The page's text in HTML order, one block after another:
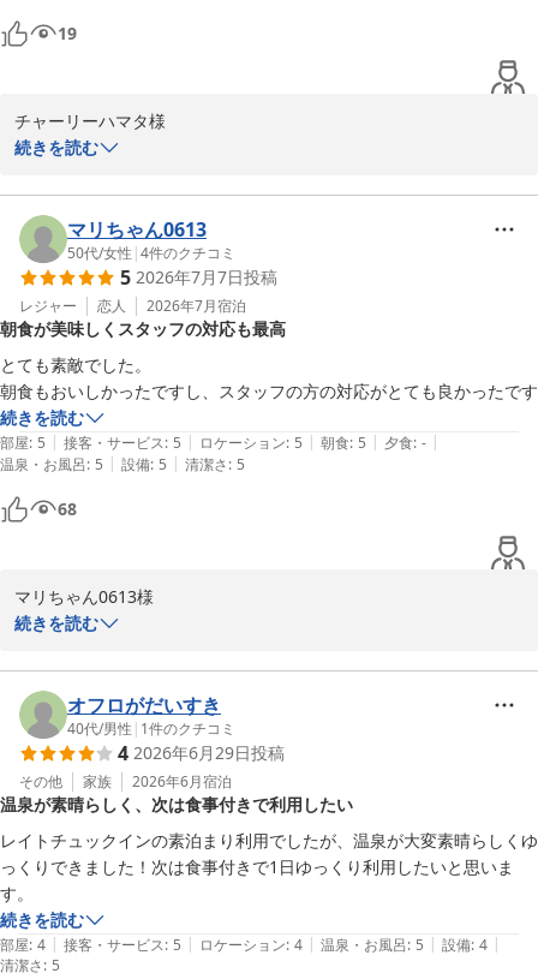
「またお邪魔します」とのお言葉を励みに、これからも皆さまにご
満足いただける宿であり続けられるようスタッフ一同努めてまいり
この度はご宿泊ならびに励みになる温かなお言葉の数々をお寄せい
ただきましたこと重ねて御礼申し上げます。
しております。
長良川温泉 十八楼
2026-05-10
19
チャーリーハマタ様
長良川をご覧いただけるお部屋でゆったりとお寛ぎいただけたご様
子を嬉しく拝見いたしました。
ご夕食はお召し上がりいただけなかったとのことですが、ご朝食バ
イキングにつきましては品数の豊富さにご満足いただき五穀米もお
気に召していただけたようで何よりでございます。
一方で赤だしにつきましてはご期待に添う味わいをご提供できず申
し訳ございませんでした。
いただきましたご感想は調理部とも共有し今後の参考とさせていた
だきます。
次回はぜひご夕食も併せて当館自慢の会席料理をお楽しみいただけ
この度はご宿泊ならびに温かなお言葉と貴重なご意見をお寄せいた
チャーリーハマタ様のまたのお越しをスタッフ一同心よりお待ち申
し上げております。
長良川温泉 十八楼
2026-07-30
続きを読む
マリちゃん0613
50代/女性 |4件のクチコミ
5 2026年7月7日投稿
レジャー 恋人 2026年7月宿泊
朝食が美味しくスタッフの対応も最高
とても素敵でした。
続きを読む
部屋: 5 | 接客・サービス: 5 | ロケーション: 5 | 朝食: 5 | 夕食: - |
温泉・お風呂: 5 | 設備: 5 | 清潔さ: 5
68
マリちゃん0613様
｢健康美食｣をテーマにしたご朝食バイキングにつきましてお口に合
ったご様子を大変嬉しく拝見いたしました。
またスタッフの対応につきましても「とても良かった」とのお言葉
を頂戴し何よりの励みでございます。
これからも皆さまに心地よいひとときをお過ごしいただけるよう
｢つかず離れず｣のおもてなしの心を大切に努めてまいります。
この度はご宿泊ならびに温かなお言葉をお寄せいただき重ねて御礼
申し上げます。
マリちゃん0613様のまたのお越しをスタッフ一同心よりお待ち申し
続きを読む
オフロがだいすき
40代/男性 | 1件のクチコミ
4 2026年6月29日投稿
その他 家族 2026年6月宿泊
温泉が素晴らしく、次は食事付きで利用したい
レイトチュックインの素泊まり利用でしたが、温泉が大変素晴らしくゆ
っくりできました！次は食事付きで1日ゆっくり利用したいと思いま
す。
続きを読む
部屋: 4 | 接客・サービス: 5 | ロケーション: 4 | 温泉・お風呂: 5 | 設備: 4 |
清潔さ: 5